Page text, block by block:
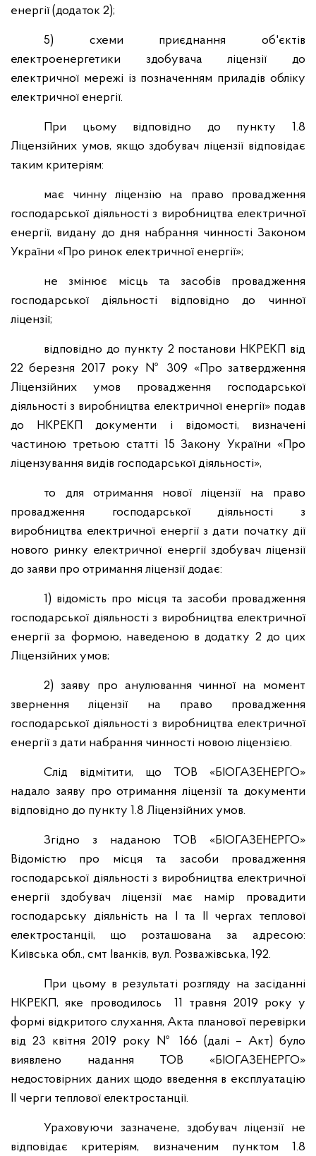
енергії (додаток 2);
5) схеми приєднання об'єктів
електроенергетики здобувача ліцензії до
електричної мережі із позначенням приладів обліку
електричної енергії.
При цьому відповідно до пункту 1.8
Ліцензійних умов, якщо здобувач ліцензії відповідає
таким критеріям:
має чинну ліцензію на право провадження
господарської діяльності з виробництва електричної
енергії, видану до дня набрання чинності Законом
України «Про ринок електричної енергії»;
не змінює місць та засобів провадження
господарської діяльності відповідно до чинної
ліцензії;
відповідно до пункту 2 постанови НКРЕКП від
22 березня 2017 року № 309 «Про затвердження
Ліцензійних умов провадження господарської
діяльності з виробництва електричної енергії» подав
до НКРЕКП документи і відомості, визначені
частиною третьою статті 15 Закону України «Про
ліцензування видів господарської діяльності»,
то для отримання нової ліцензії на право
провадження господарської діяльності з
виробництва електричної енергії з дати початку дії
нового ринку електричної енергії здобувач ліцензії
до заяви про отримання ліцензії додає:
1) відомість про місця та засоби провадження
господарської діяльності з виробництва електричної
енергії за формою, наведеною в додатку 2 до цих
Ліцензійних умов;
2) заяву про анулювання чинної на момент
звернення ліцензії на право провадження
господарської діяльності з виробництва електричної
енергії з дати набрання чинності новою ліцензією.
Слід відмітити, що ТОВ «БІОГАЗЕНЕРГО»
надало заяву про отримання ліцензії та документи
відповідно до пункту 1.8 Ліцензійних умов.
Згідно з наданою ТОВ «БІОГАЗЕНЕРГО»
Відомістю про місця та засоби провадження
господарської діяльності з виробництва електричної
енергії здобувач ліцензії має намір провадити
господарську діяльність на І та ІІ чергах теплової
електростанції, що розташована за адресою:
Київська обл., смт Іванків, вул. Розважівська, 192.
При цьому в результаті розгляду на засіданні
НКРЕКП, яке проводилось
11 травня 2019 року у
формі відкритого слухання, Акта планової перевірки
від 23 квітня 2019 року № 166 (далі – Акт) було
виявлено надання ТОВ «БІОГАЗЕНЕРГО»
недостовірних даних щодо введення в експлуатацію
ІІ черги теплової електростанції.
Ураховуючи зазначене, здобувач ліцензії не
відповідає критеріям, визначеним пунктом 1.8